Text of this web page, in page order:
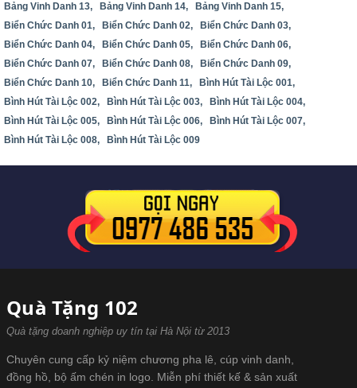
Bảng Vinh Danh 13,
Bảng Vinh Danh 14,
Bảng Vinh Danh 15,
Biển Chức Danh 01,
Biển Chức Danh 02,
Biển Chức Danh 03,
Biển Chức Danh 04,
Biển Chức Danh 05,
Biển Chức Danh 06,
Biển Chức Danh 07,
Biển Chức Danh 08,
Biển Chức Danh 09,
Biển Chức Danh 10,
Biển Chức Danh 11,
Bình Hút Tài Lộc 001,
Bình Hút Tài Lộc 002,
Bình Hút Tài Lộc 003,
Bình Hút Tài Lộc 004,
Bình Hút Tài Lộc 005,
Bình Hút Tài Lộc 006,
Bình Hút Tài Lộc 007,
Bình Hút Tài Lộc 008,
Bình Hút Tài Lộc 009
Quà Tặng 102
Quà tặng doanh nghiệp uy tín tại Hà Nội từ 2013
Chuyên cung cấp kỷ niệm chương pha lê, cúp vinh danh,
đồng hồ, bộ ấm chén in logo. Miễn phí thiết kế & sản xuất